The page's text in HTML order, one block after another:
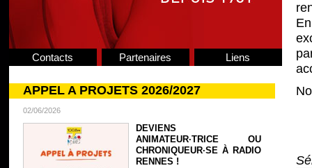
Contacts Partenaires Liens
APPEL A PROJETS 2026/2027
02/06/2026
DEVIENS
ANIMATEUR·TRICE OU
CHRONIQUEUR·SE À RADIO
RENNES !